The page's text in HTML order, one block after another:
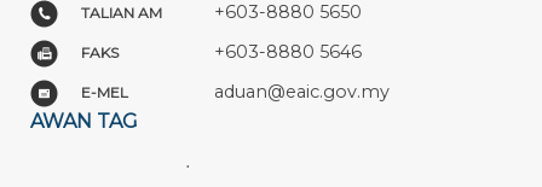
TALIAN AM +603-8880 5650
FAKS +603-8880 5646
E-MEL aduan@eaic.gov.my
AWAN TAG